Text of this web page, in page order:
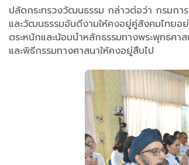
ปลัดกระทรวงวัฒนธรรม กล่าวต่อว่า กรมกา
และวัฒนธรรมอันดีงามให้คงอยู่คู่สังคมไทย
ตระหนักและน้อมนำหลักธรรมทางพระพุทธศ
และพิธีกรรมทางศาสนาให้คงอยู่สืบไป